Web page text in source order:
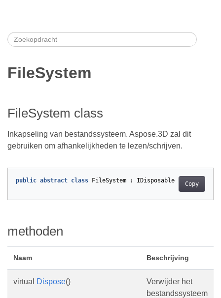
FileSystem
FileSystem class
Inkapseling van bestandssysteem. Aspose.3D zal dit
gebruiken om afhankelijkheden te lezen/schrijven.
Copy
public abstract class FileSystem : IDisposable
methoden
Naam Beschrijving
virtual Dispose()
Verwijder het
bestandssysteem